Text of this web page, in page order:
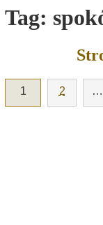
Tag:
1 2 …